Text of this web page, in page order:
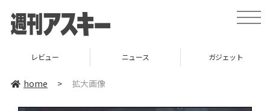
toggle
レビュー ニュース ガジェット
home > 拡大画像